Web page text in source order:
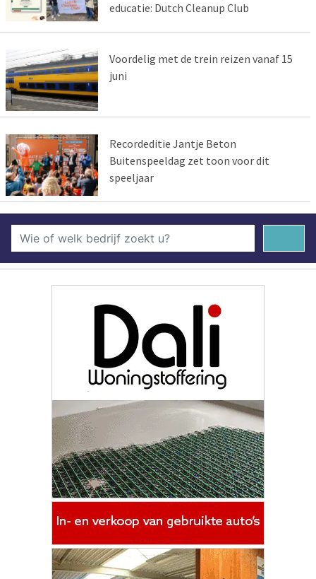
educatie: Dutch Cleanup Club
Voordelig met de trein reizen vanaf 15
juni
Recordeditie Jantje Beton
Buitenspeeldag zet toon voor dit
speeljaar